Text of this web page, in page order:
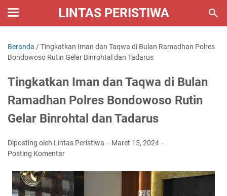
LINTAS PERISTIWA
Beranda /Tingkatkan Iman dan Taqwa di Bulan Ramadhan Polres
Bondowoso Rutin Gelar Binrohtal dan Tadarus
Tingkatkan Iman dan Taqwa di Bulan
Ramadhan Polres Bondowoso Rutin
Gelar Binrohtal dan Tadarus
Diposting oleh Lintas Peristiwa
Maret 15, 2024
Posting Komentar